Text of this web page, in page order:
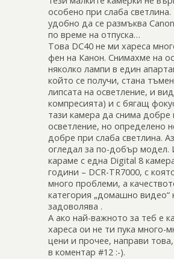
особено при слаба
удобно да се размъква
по време на отпуска…
Това DC40 не ми хареса
фен на Канон. Снимахме на
няколко лампи в един
който се получи, стана
липсата на осветление, и
компресията) и с бягащ
тази камера да снима
осветление, но определено
добре при слаба светлина.
огледал за по-добър модел.
караме с една Digital 8
години – DCR-TR7000, с
много проблеми, а
категория „домашно видео“
задоволява .
А ако най-важното за теб е
хареса ои не ти пука много-
цени и прочее, направи
в коментар #12 :-).